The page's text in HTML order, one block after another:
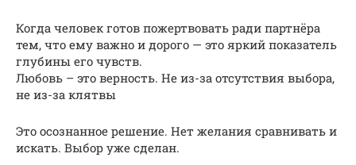
Когда человек готов пожертвовать ради партнёра
тем, что ему важно и дорого — это яркий показатель
глубины его чувств.
Любовь – это верность. Не из-за отсутствия выбора,
не из-за клятвы
Это осознанное решение. Нет желания сравнивать и
искать. Выбор уже сделан.